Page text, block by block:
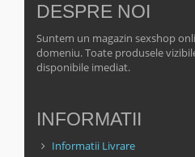
DESPRE NOI
Suntem un magazin sexshop
domeniu. Toate produsele
disponibile imediat.
INFORMATII
Informatii Livrare